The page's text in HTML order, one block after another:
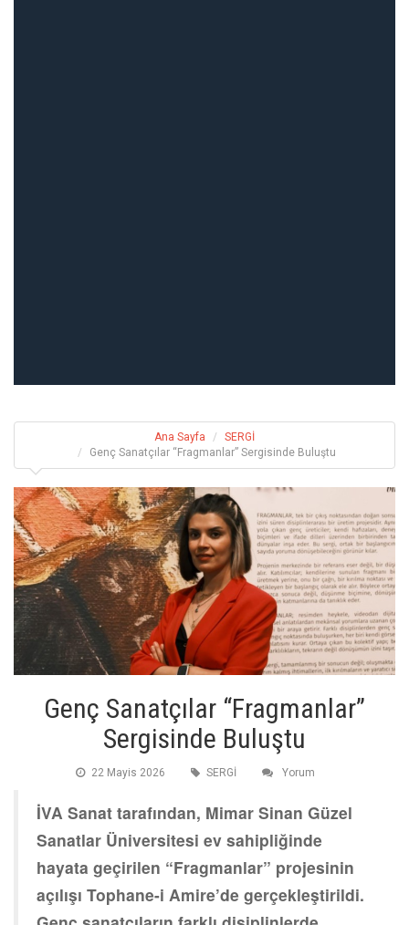
Ana Sayfa
SERGİ
Genç Sanatçılar “Fragmanlar” Sergisinde Buluştu
Genç Sanatçılar “Fragmanlar”
Sergisinde Buluştu
22 Mayis 2026 SERGİ Yorum
İVA Sanat tarafından, Mimar Sinan Güzel
Sanatlar Üniversitesi ev sahipliğinde
hayata geçirilen “Fragmanlar” projesinin
açılışı Tophane-i Amire’de gerçekleştirildi.